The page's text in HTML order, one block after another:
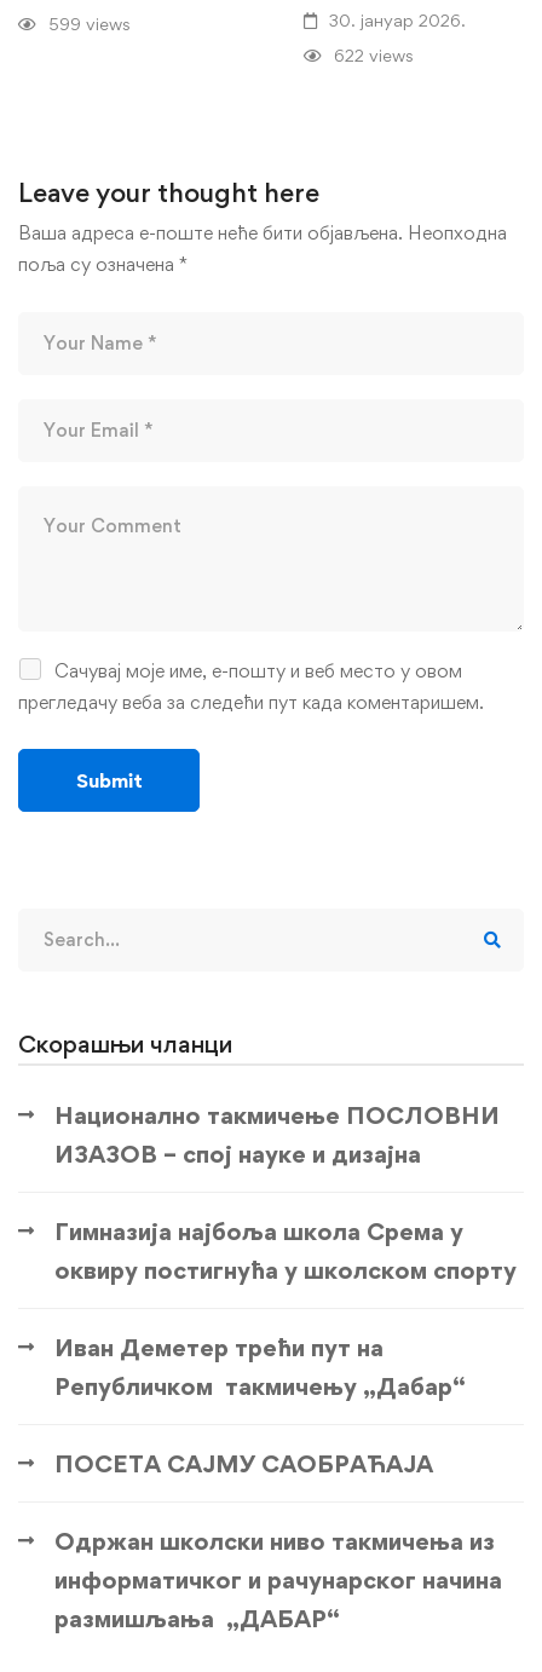
599 views
30. јануар 2026.
622 views
Leave your thought here
Ваша адреса е-поште неће бити објављена. Неопходна
поља су означена *
Сачувај моје име, е-пошту и веб место у овом
прегледачу веба за следећи пут када коментаришем.
for:
Скорашњи чланци
Национално такмичење ПОСЛОВНИ
ИЗАЗОВ – спој науке и дизајна
Гимназија најбоља школа Срема у
оквиру постигнућа у школском спорту
Иван Деметер трећи пут на
Републичком такмичењу „Дабар“
ПОСЕТА САЈМУ САОБРАЋАЈА
Одржан школски ниво такмичења из
информатичког и рачунарског начина
размишљања „ДАБАР“